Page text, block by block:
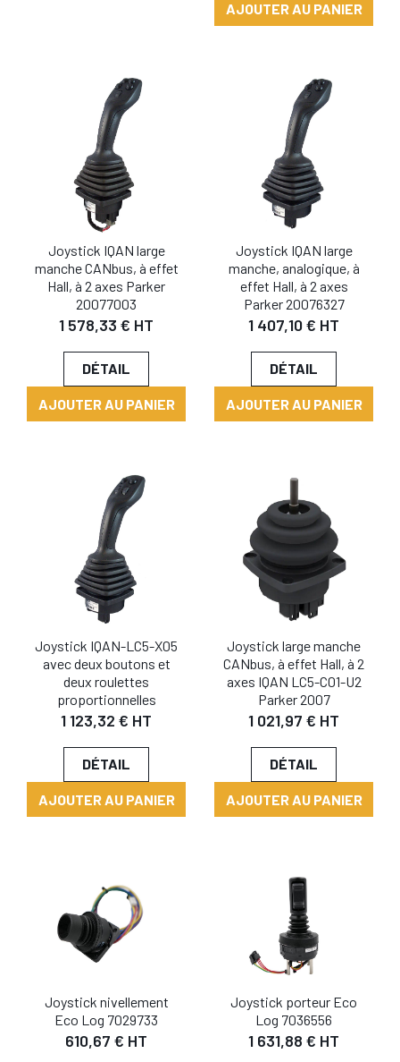
AJOUTER AU PANIER
Joystick IQAN large
manche CANbus, à effet
Hall, à 2 axes Parker
20077003
1 578,33 € HT
DÉTAIL
AJOUTER AU PANIER
Joystick IQAN large
manche, analogique, à
effet Hall, à 2 axes
Parker 20076327
1 407,10 € HT
DÉTAIL
AJOUTER AU PANIER
Joystick IQAN-LC5-X05
avec deux boutons et
deux roulettes
proportionnelles
1 123,32 € HT
DÉTAIL
AJOUTER AU PANIER
Joystick large manche
CANbus, à effet Hall, à 2
axes IQAN LC5-C01-U2
Parker 2007
1 021,97 € HT
DÉTAIL
AJOUTER AU PANIER
Joystick nivellement
Eco Log 7029733
610,67 € HT
Joystick porteur Eco
Log 7036556
1 631,88 € HT